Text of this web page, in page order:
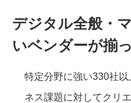
デジタル全般・
いベンダーが揃
特定分野に強い330社
ネス課題に対してクリ